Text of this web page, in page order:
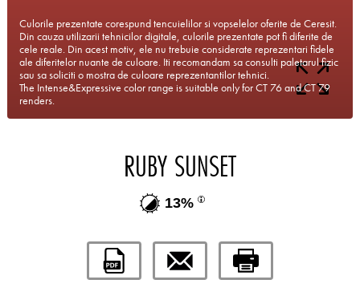
Culorile prezentate corespund tencuielilor si vopselelor oferite de Ceresit.
Din cauza utilizarii tehnicilor digitale, culorile prezentate pot fi diferite de
cele reale. Din acest motiv, ele nu trebuie considerate reprezentari fidele
ale diferitelor nuante de culoare. Iti recomandam sa consulti paletarul fizic
sau sa soliciti o mostra de culoare reprezentantilor tehnici.
The Intense&Expressive color range is suitable only for CT 76 and CT 79
renders.
RUBY SUNSET
13%